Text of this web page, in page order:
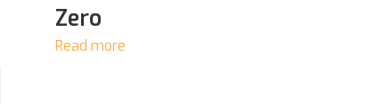
Zero
Read more